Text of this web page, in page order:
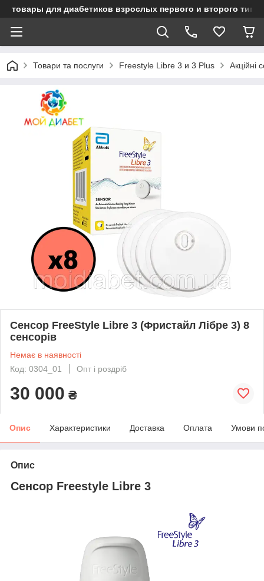
товары для диабетиков взрослых первого и второго типа
Товари та послуги Freestyle Libre 3 и 3 Plus Акційні
Сенсор FreeStyle Libre 3 (Фристайл Лібре 3) 8
сенсорів
Немає в наявності
Код: 0304_01
Опт і роздріб
30 000 ₴
Опис Характеристики Доставка Оплата Умови
Опис
Сенсор Freestyle Libre 3